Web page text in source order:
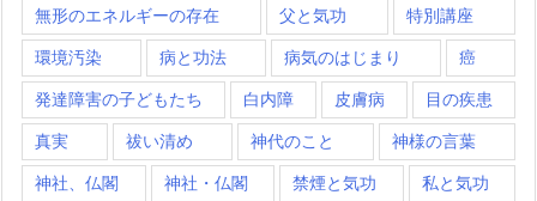
無形のエネルギーの存在 父と気功 特別講座
環境汚染 病と功法 病気のはじまり 癌
発達障害の子どもたち 白内障 皮膚病 目の疾患
真実 祓い清め 神代のこと 神様の言葉
神社、仏閣 神社・仏閣 禁煙と気功 私と気功